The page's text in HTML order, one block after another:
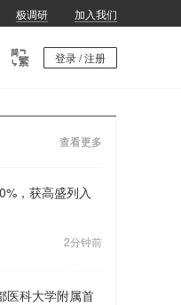
极调研 加入我们
登录 / 注册
查看更多
，获高盛列入
2分钟前
医科大学附属首